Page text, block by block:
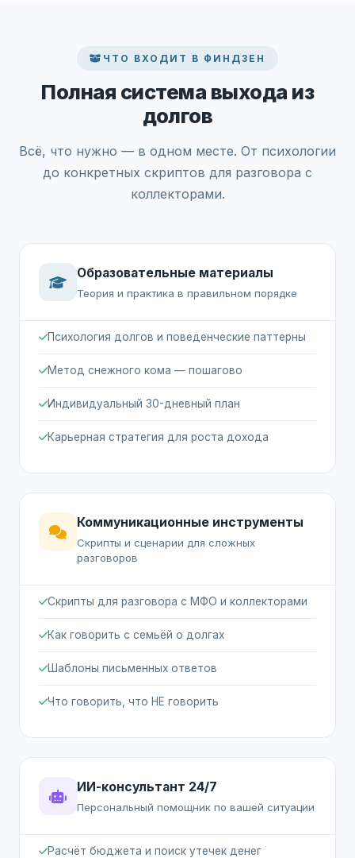
ЧТО ВХОДИТ В ФИНДЗЕН
Полная система выхода из
долгов
Всё, что нужно — в одном месте. От психологии
до конкретных скриптов для разговора с
коллекторами.
Образовательные материалы
Теория и практика в правильном порядке
Психология долгов и поведенческие паттерны
Метод снежного кома — пошагово
Индивидуальный 30-дневный план
Карьерная стратегия для роста дохода
Коммуникационные инструменты
Скрипты и сценарии для сложных
разговоров
Скрипты для разговора с МФО и коллекторами
Как говорить с семьёй о долгах
Шаблоны письменных ответов
Что говорить, что НЕ говорить
ИИ-консультант 24/7
Персональный помощник по вашей ситуации
Расчёт бюджета и поиск утечек денег